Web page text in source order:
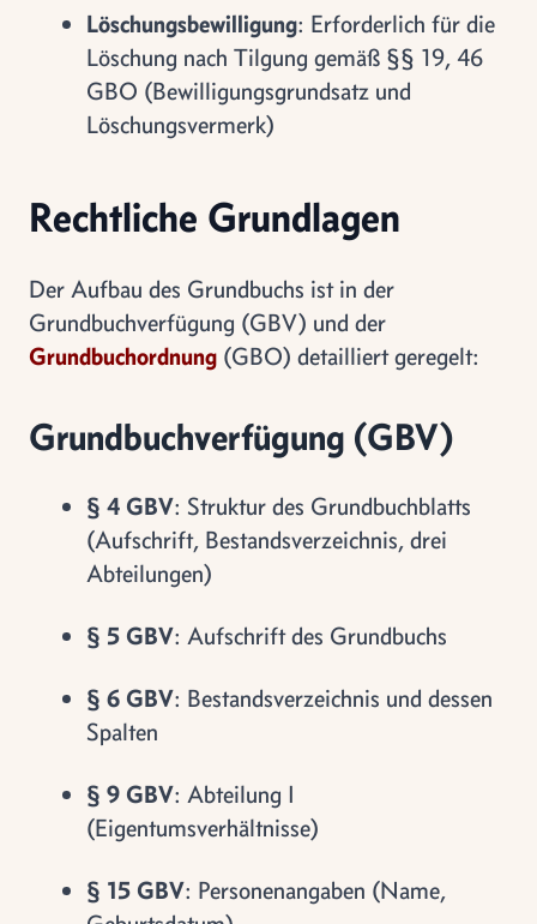
Löschungsbewilligung: Erforderlich für die
Löschung nach Tilgung gemäß §§ 19, 46
GBO (Bewilligungsgrundsatz und
Löschungsvermerk)
Rechtliche Grundlagen
Der Aufbau des Grundbuchs ist in der
Grundbuchverfügung (GBV) und der
Grundbuchordnung (GBO) detailliert geregelt:
Grundbuchverfügung (GBV)
§ 4 GBV: Struktur des Grundbuchblatts
(Aufschrift, Bestandsverzeichnis, drei
Abteilungen)
§ 5 GBV: Aufschrift des Grundbuchs
§ 6 GBV: Bestandsverzeichnis und dessen
Spalten
§ 9 GBV: Abteilung I
(Eigentumsverhältnisse)
§ 15 GBV: Personenangaben (Name,